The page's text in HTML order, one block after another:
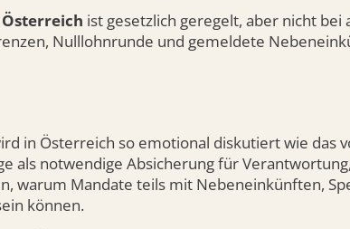
ist gesetzlich geregelt, aber nicht
Nulllohnrunde und gemeldete
in Österreich so emotional diskutiert wie das
als notwendige Absicherung für
warum Mandate teils mit Nebeneinkünften,
können.